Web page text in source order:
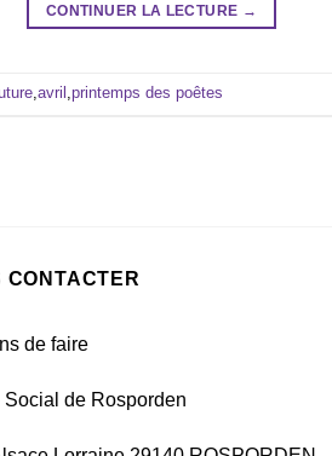
CONTINUER LA LECTURE →
,avril ,printemps des poêtes
CONTACTER
de faire
Social de Rosporden